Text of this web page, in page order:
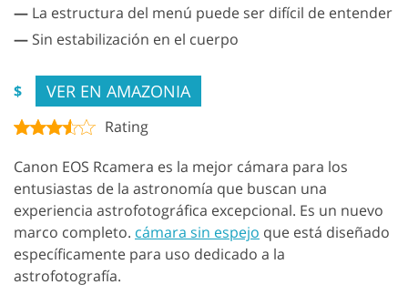
— La estructura del menú puede ser difícil de entender
— Sin estabilización en el cuerpo
$ VER EN AMAZONIA
Rating
Canon EOS Rcamera es la mejor cámara para los
entusiastas de la astronomía que buscan una
experiencia astrofotográfica excepcional. Es un nuevo
marco completo. cámara sin espejo que está diseñado
específicamente para uso dedicado a la
astrofotografía.